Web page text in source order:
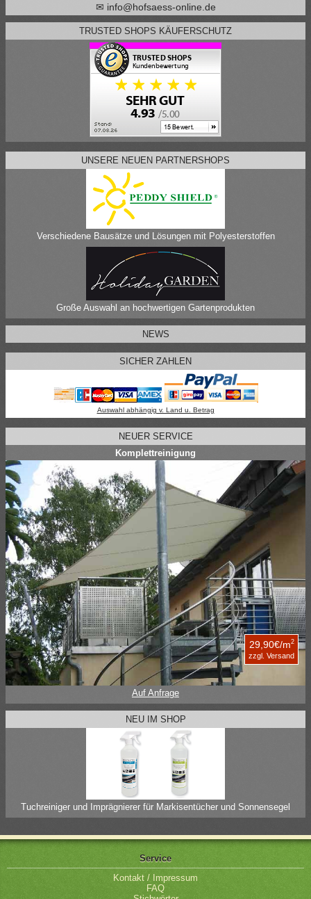
✉ info@hofsaess-online.de
TRUSTED SHOPS KÄUFERSCHUTZ
UNSERE NEUEN PARTNERSHOPS
Verschiedene Bausätze und Lösungen mit Polyesterstoffen
Große Auswahl an hochwertigen Gartenprodukten
NEWS
SICHER ZAHLEN
Auswahl abhängig v. Land u. Betrag
NEUER SERVICE
Komplettreinigung
29,90€/m2
zzgl. Versand
Auf Anfrage
NEU IM SHOP
Tuchreiniger und Imprägnierer für Markisentücher und Sonnensegel
Service
Kontakt / Impressum
FAQ